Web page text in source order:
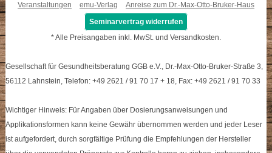
Veranstaltungen
emu-Verlag
Anreise zum Dr.-Max-Otto-Bruker-Haus
Seminarvertrag widerrufen
* Alle Preisangaben inkl. MwSt. und Versandkosten.
Gesellschaft für Gesundheitsberatung GGB e.V., Dr.-Max-Otto-Bruker-Straße 3,
56112 Lahnstein, Telefon: +49 2621 / 91 70 17 + 18, Fax: +49 2621 / 91 70 33
Wichtiger Hinweis: Für Angaben über Dosierungsanweisungen und
Applikationsformen kann keine Gewähr übernommen werden und jeder Leser
ist aufgefordert, durch sorgfältige Prüfung die Empfehlungen der Hersteller